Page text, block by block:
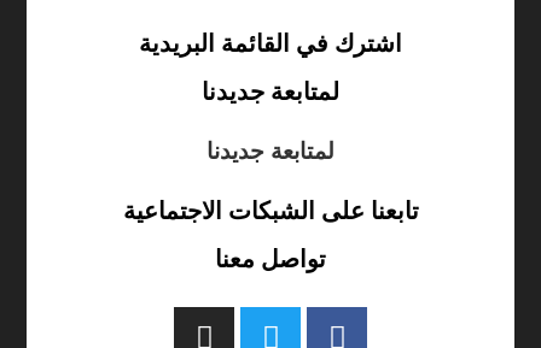
اشترك في القائمة البريدية
لمتابعة جديدنا
لمتابعة جديدنا
تابعنا على الشبكات الاجتماعية
تواصل معنا